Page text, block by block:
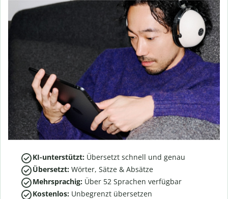
KI-unterstützt: Übersetzt schnell und genau
Übersetzt: Wörter, Sätze & Absätze
Mehrsprachig: Über 52 Sprachen verfügbar
Kostenlos: Unbegrenzt übersetzen